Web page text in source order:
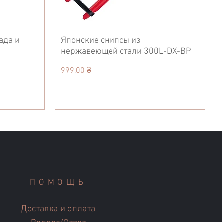
и
Японские снипсы из
нержавеющей стали 300L-DX-BP
Цена
999,00 ₴
ПОМОЩЬ
Доставка и оплата